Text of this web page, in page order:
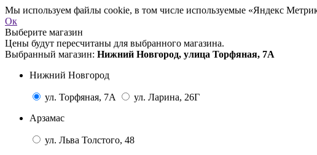
Мы используем файлы cookie, в том числе используемые «Яндекс
Ок
Выберите магазин
Цены будут пересчитаны для выбранного магазина.
Выбранный магазин: Нижний Новгород, улица Торфяная, 7А
Нижний Новгород
ул. Торфяная, 7А
ул. Ларина, 26Г
Арзамас
ул. Льва Толстого, 48